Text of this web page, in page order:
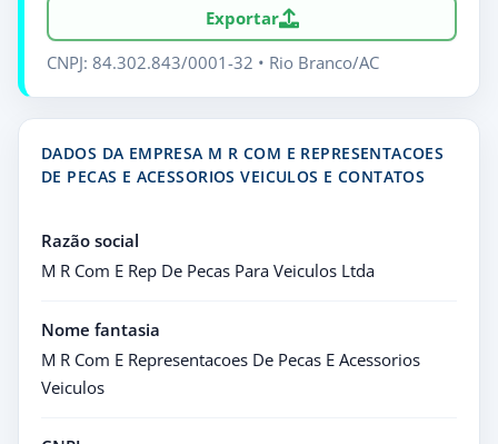
Exportar
CNPJ: 84.302.843/0001-32 • Rio Branco/AC
DADOS DA EMPRESA M R COM E REPRESENTACOES
DE PECAS E ACESSORIOS VEICULOS E CONTATOS
Razão social
M R Com E Rep De Pecas Para Veiculos Ltda
Nome fantasia
M R Com E Representacoes De Pecas E Acessorios
Veiculos